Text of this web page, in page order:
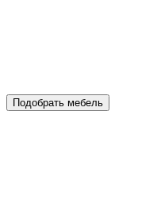
Подобрать мебель